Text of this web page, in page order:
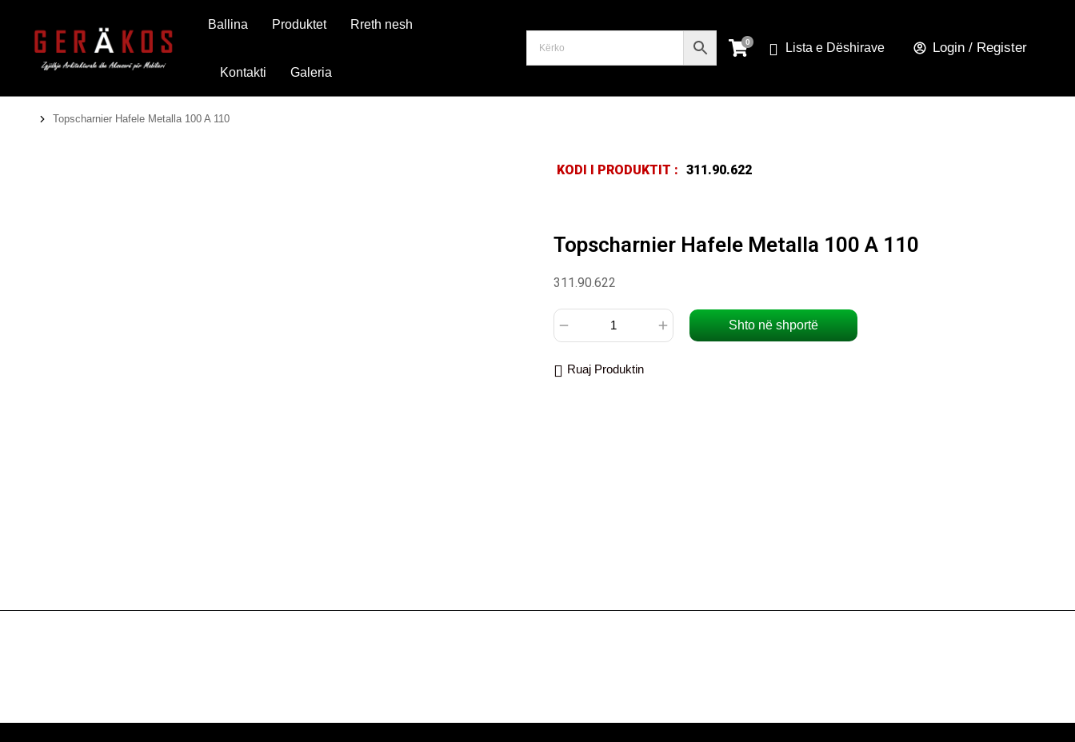
Ballina Produktet Rreth nesh
Kontakti Galeria
Lista e Dëshirave Login / Register
You are here:
Topscharnier Hafele Metalla 100 A 110
KODI I PRODUKTIT : 311.90.622
Topscharnier Hafele Metalla 100 A 110
311.90.622
Shto në shportë
Ruaj Produktin